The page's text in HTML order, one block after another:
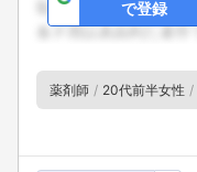
で登録
薬剤師 20代前半女性